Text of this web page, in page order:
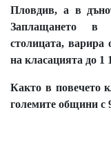
Пловдив, а в
Заплащането в
столицата, варира
на класацията до 1
Както в повечето
големите общини с